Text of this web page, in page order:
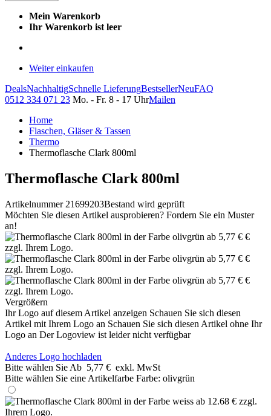
Mein Warenkorb
Ihr Warenkorb ist leer
Weiter einkaufen
DealsNachhaltigSchnelle LieferungBestsellerNeuFAQ
0512 334 071 23 Mo. - Fr. 8 - 17 UhrMailen
Home
Flaschen, Gläser & Tassen
Thermo
Thermoflasche Clark 800ml
Thermoflasche Clark 800ml
Artikelnummer 21699203Bestand wird geprüft
Möchten Sie diesen Artikel ausprobieren? Fordern Sie ein Muster
an!
Vergrößern
Ihr Logo auf diesem Artikel anzeigen Schauen Sie sich diesen
Artikel mit Ihrem Logo an Schauen Sie sich diesen Artikel ohne Ihr
Logo an Der Logoview ist leider nicht verfügbar
Anderes Logo hochladen
Bitte wählen Sie Ab 5,77 € exkl. MwSt
Bitte wählen Sie eine Artikelfarbe Farbe: olivgrün